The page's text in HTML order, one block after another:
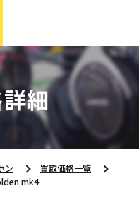
細
ン
買取価格一覧
mk4